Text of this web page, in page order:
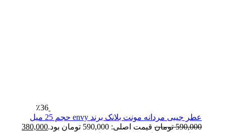
٪36
عطر جیبی مردانه مونت بلانک برند envy حجم 25 میل
590,000 تومان قیمت اصلی: 590,000 تومان بود.
380,000